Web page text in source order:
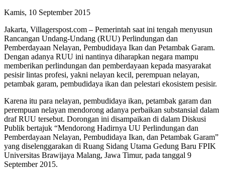
Kamis, 10 September 2015
Jakarta, Villagerspost.com – Pemerintah saat ini tengah menyusun
Rancangan Undang-Undang (RUU) Perlindungan dan
Pemberdayaan Nelayan, Pembudidaya Ikan dan Petambak Garam.
Dengan adanya RUU ini nantinya diharapkan negara mampu
memberikan perlindungan dan pemberdayaan kepada masyarakat
pesisir lintas profesi, yakni nelayan kecil, perempuan nelayan,
petambak garam, pembudidaya ikan dan pelestari ekosistem pesisir.
Karena itu para nelayan, pembudidaya ikan, petambak garam dan
perempuan nelayan mendorong adanya perbaikan substansial dalam
draf RUU tersebut. Dorongan ini disampaikan di dalam Diskusi
Publik bertajuk “Mendorong Hadirnya UU Perlindungan dan
Pemberdayaan Nelayan, Pembudidaya Ikan, dan Petambak Garam”
yang diselenggarakan di Ruang Sidang Utama Gedung Baru FPIK
Universitas Brawijaya Malang, Jawa Timur, pada tanggal 9
September 2015.